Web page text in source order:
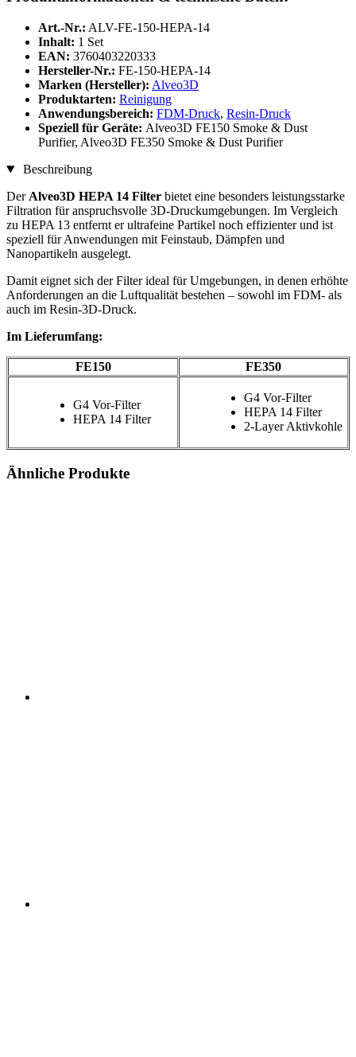
Art.-Nr.: ALV-FE-150-HEPA-14
Inhalt: 1 Set
EAN: 3760403220333
Hersteller-Nr.: FE-150-HEPA-14
Marken (Hersteller): Alveo3D
Produktarten: Reinigung
Anwendungsbereich: FDM-Druck, Resin-Druck
Speziell für Geräte: Alveo3D FE150 Smoke & Dust
Purifier, Alveo3D FE350 Smoke & Dust Purifier
Beschreibung
Der Alveo3D HEPA 14 Filter bietet eine besonders leistungsstarke
Filtration für anspruchsvolle 3D-Druckumgebungen. Im Vergleich
zu HEPA 13 entfernt er ultrafeine Partikel noch effizienter und ist
speziell für Anwendungen mit Feinstaub, Dämpfen und
Nanopartikeln ausgelegt.
Damit eignet sich der Filter ideal für Umgebungen, in denen erhöhte
Anforderungen an die Luftqualität bestehen – sowohl im FDM- als
auch im Resin-3D-Druck.
Im Lieferumfang:
FE150 FE350
G4 Vor-Filter
HEPA 14 Filter
G4 Vor-Filter
HEPA 14 Filter
2-Layer Aktivkohle
Ähnliche Produkte